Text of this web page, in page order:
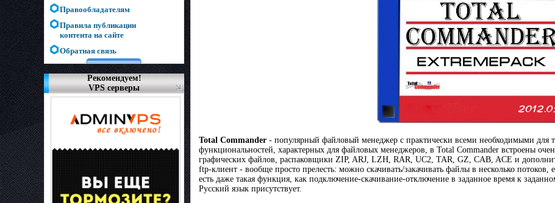
Правообладателям
Правила публикации
контента на сайте
Обратная связь
Рекомендуем!
VPS серверы
Total Commander - популярный файловый менеджер с практически всеми необходимыми для
функциональностей, характерных для файловых менеджеров, в Total Commander встроены
графических файлов, распаковщики ZIP, ARJ, LZH, RAR, UC2, TAR, GZ, CAB, ACE и
ftp-клиент - вообще просто прелесть: можно скачивать/закачивать файлы в несколько
есть даже такая функция, как подключение-скачивание-отключение в заданное время к
Русский язык присутствует.